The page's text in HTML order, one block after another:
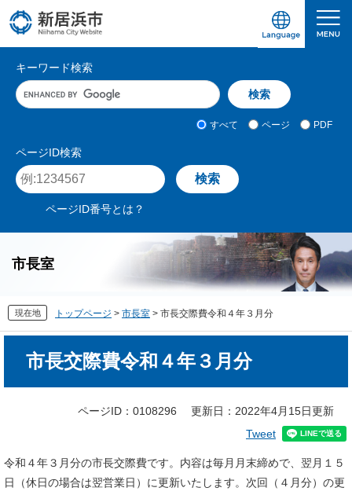
ー
ニ
愛媛県新居浜市ホームページ｜四国屈指の臨海
キーワード検索
キ
ー
ド
力
すべて ページ PDF
ページID検索
ペ
ー
D
入
ページID番号とは？
市長室
現在地 トップページ > 市長室 > 市長交際費令和４年３月分
市長交際費令和４年３月分
ページID：0108296
更新日：2022年4月15日更新
Tweet
令和４年３月分の市長交際費です。内容は毎月月末締めで、翌月１５
日（休日の場合は翌営業日）に更新いたします。次回（４月分）の更